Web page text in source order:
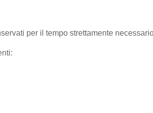
per il tempo strettamente